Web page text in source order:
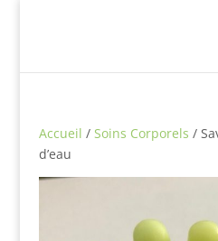
Accueil / Soins Corporels /
d’eau